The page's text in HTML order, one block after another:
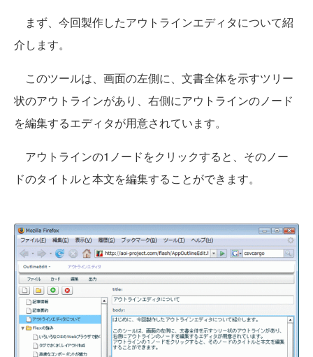
まず、今回製作したアウトラインエディタについて紹
介します。
このツールは、画面の左側に、文書全体を示すツリー
状のアウトラインがあり、右側にアウトラインのノード
を編集するエディタが用意されています。
アウトラインの1ノードをクリックすると、そのノー
ドのタイトルと本文を編集することができます。